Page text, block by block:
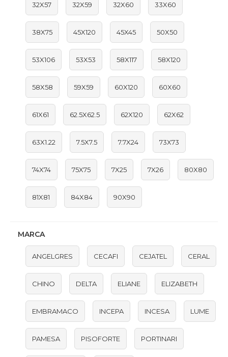
32X57 32X59 32X60 33X60
38X75 45X120 45X45 50X50
53X106 53X53 58X117 58X120
58X58 59X59 60X120 60X60
61X61 62.5X62.5 62X120 62X62
63X1.22 7.5X7.5 7.7X24 73X73
74X74 75X75 7X25 7X26 80X80
81X81 84X84 90X90
MARCA
ANGELGRES CECAFI CEJATEL CERAL
CHINO DELTA ELIANE ELIZABETH
EMBRAMACO INCEPA INCESA LUME
PAMESA PISOFORTE PORTINARI